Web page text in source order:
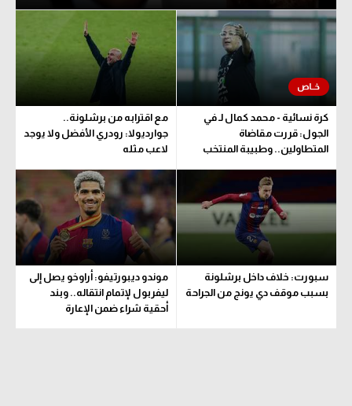
كرة طائرة
الوطن العربي
في المونديال
رياضة نسائية
أمريكا
ركن الألعاب
أقسام خاصة
Gamers
كرة نسائية - محمد كمال لـ في
الجول: قررت مقاضاة
المتطاولين.. وطبيبة المنتخب
مع اقترابه من برشلونة..
جوارديولا: رودري الأفضل ولا يوجد
لاعب مثله
سبورت: خلاف داخل برشلونة
بسبب موقف دي يونج من الجراحة
موندو ديبورتيفو: أراوخو يصل إلى
ليفربول لإتمام انتقاله.. وبند
أحقية شراء ضمن الإعارة